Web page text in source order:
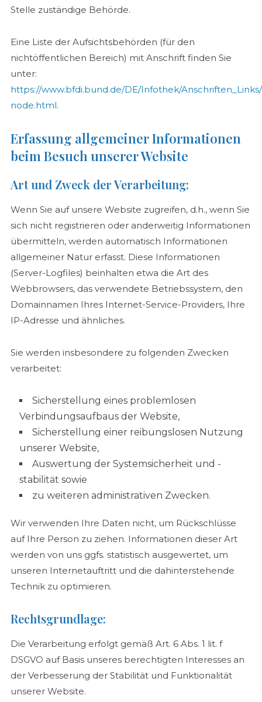
Stelle zuständige Behörde.
Eine Liste der Aufsichtsbehörden (für den
nichtöffentlichen Bereich) mit Anschrift finden Sie
unter:
https://www.bfdi.bund.de/DE/Infothek/
node.html.
Erfassung allgemeiner Informationen
beim Besuch unserer Website
Art und Zweck der Verarbeitung:
Wenn Sie auf unsere Website zugreifen, d.h., wenn Sie
sich nicht registrieren oder anderweitig Informationen
übermitteln, werden automatisch Informationen
allgemeiner Natur erfasst. Diese Informationen
(Server-Logfiles) beinhalten etwa die Art des
Webbrowsers, das verwendete Betriebssystem, den
Domainnamen Ihres Internet-Service-Providers, Ihre
IP-Adresse und ähnliches.
Sie werden insbesondere zu folgenden Zwecken
verarbeitet:
Sicherstellung eines problemlosen
Verbindungsaufbaus der Website,
Sicherstellung einer reibungslosen Nutzung
unserer Website,
Auswertung der Systemsicherheit und -
stabilität sowie
zu weiteren administrativen Zwecken.
Wir verwenden Ihre Daten nicht, um Rückschlüsse
auf Ihre Person zu ziehen. Informationen dieser Art
werden von uns ggfs. statistisch ausgewertet, um
unseren Internetauftritt und die dahinterstehende
Technik zu optimieren.
Rechtsgrundlage:
Die Verarbeitung erfolgt gemäß Art. 6 Abs. 1 lit. f
DSGVO auf Basis unseres berechtigten Interesses an
der Verbesserung der Stabilität und Funktionalität
unserer Website.